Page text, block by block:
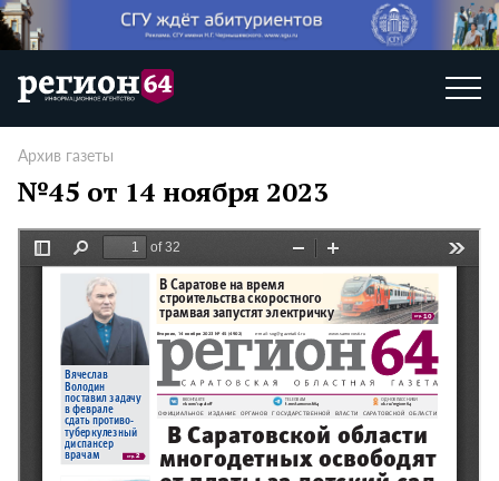
Архив газеты
№45 от 14 ноября 2023